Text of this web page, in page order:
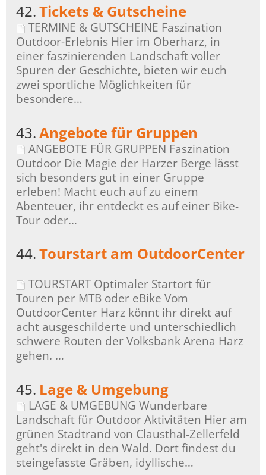
42.Tickets & Gutscheine
TERMINE & GUTSCHEINE Faszination
Outdoor-Erlebnis Hier im Oberharz, in
einer faszinierenden Landschaft voller
Spuren der Geschichte, bieten wir euch
zwei sportliche Möglichkeiten für
besondere…
43.Angebote für Gruppen
ANGEBOTE FÜR GRUPPEN Faszination
Outdoor Die Magie der Harzer Berge lässt
sich besonders gut in einer Gruppe
erleben! Macht euch auf zu einem
Abenteuer, ihr entdeckt es auf einer Bike-
Tour oder…
44.Tourstart am OutdoorCenter
TOURSTART Optimaler Startort für
Touren per MTB oder eBike Vom
OutdoorCenter Harz könnt ihr direkt auf
acht ausgeschilderte und unterschiedlich
schwere Routen der Volksbank Arena Harz
gehen. …
45. Lage & Umgebung
LAGE & UMGEBUNG Wunderbare
Landschaft für Outdoor Aktivitäten Hier am
grünen Stadtrand von Clausthal-Zellerfeld
geht's direkt in den Wald. Dort findest du
steingefasste Gräben, idyllische…